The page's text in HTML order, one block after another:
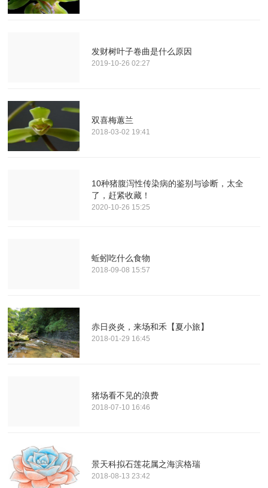
发财树叶子卷曲是什么原因
2019-10-26 02:27
双喜梅蕙兰
2018-03-02 19:41
10种猪腹泻性传染病的鉴别与诊断，太全
了，赶紧收藏！
2020-10-26 15:25
蚯蚓吃什么食物
2018-09-08 15:57
赤日炎炎，来场和禾【夏小旅】
2018-01-29 16:45
猪场看不见的浪费
2018-07-10 16:46
景天科拟石莲花属之海滨格瑞
2018-08-13 23:42